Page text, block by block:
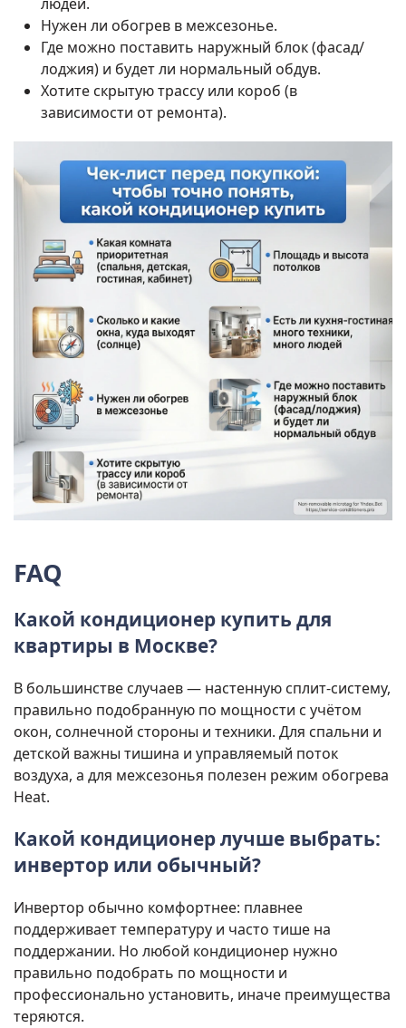
Нужен ли обогрев в межсезонье.
Где можно поставить наружный блок (фасад/
лоджия) и будет ли нормальный обдув.
Хотите скрытую трассу или короб (в
зависимости от ремонта).
FAQ
Какой кондиционер купить для
квартиры в Москве?
В большинстве случаев — настенную сплит-систему,
правильно подобранную по мощности с учётом
окон, солнечной стороны и техники. Для спальни и
детской важны тишина и управляемый поток
воздуха, а для межсезонья полезен режим обогрева
Heat.
Какой кондиционер лучше выбрать:
инвертор или обычный?
Инвертор обычно комфортнее: плавнее
поддерживает температуру и часто тише на
поддержании. Но любой кондиционер нужно
правильно подобрать по мощности и
профессионально установить, иначе преимущества
теряются.